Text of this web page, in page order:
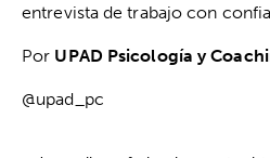
entrevista de trabajo con
Por UPAD Psicología y
@upad_pc